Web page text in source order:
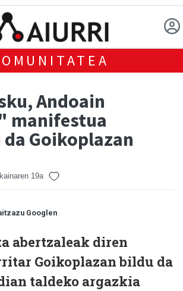
Andoain
manifestua
Goikoplazan
19a
Googlen
abertzaleak diren
Goikoplazan bildu da
taldeko argazkia